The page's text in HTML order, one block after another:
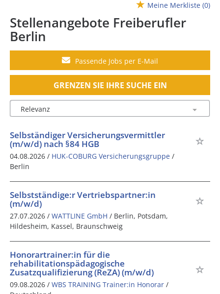
Meine Merkliste (0)
Stellenangebote Freiberufler
Berlin
Passende Jobs per E-Mail
GRENZEN SIE IHRE SUCHE EIN
Selbständiger Versicherungsvermittler
(m/w/d) nach §84 HGB
04.08.2026 / HUK-COBURG Versicherungsgruppe /
Berlin
Selbstständige:r Vertriebspartner:in
(m/w/d)
27.07.2026 / WATTLINE GmbH / Berlin, Potsdam,
Hildesheim, Kassel, Braunschweig
Honorartrainer:in für die
rehabilitationspädagogische
Zusatzqualifizierung (ReZA) (m/w/d)
09.08.2026 / WBS TRAINING Trainer:in Honorar /